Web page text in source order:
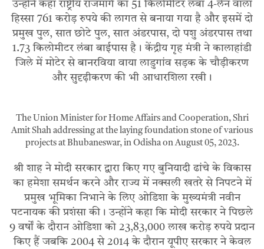
उन्होंने कहा राष्ट्रीय राजमार्ग का 51 किलोमीटर लंबा 4-लेन वाला
हिस्सा 761 करोड़ रुपये की लागत से बनाया गया है और इसमें दो
प्रमुख पुल, सात छोटे पुल, सात अंडरपास, दो पशु अंडरपास तथा
1.73 किलोमीटर लंबा बाईपास है। केंद्रीय गृह मंत्री ने कालाहांडी
जिले में मोटेर से बानरविया वाया लाडुगांव सड़क के चौड़ीकरण
और सुदृढ़ीकरण की भी आधारशिला रखी।
The Union Minister for Home Affairs and Cooperation, Shri
Amit Shah addressing at the laying foundation stone of various
projects at Bhubaneswar, in Odisha on August 05, 2023.
श्री शाह ने मोदी सरकार द्वारा किए गए बुनियादी ढांचे के विकास
का हमेशा समर्थन करने और राज्य में नक्सली खतरे से निपटने में
प्रमुख भूमिका निभाने के लिए ओडिशा के मुख्यमंत्री नवीन
पटनायक की प्रशंसा की। उन्होंने कहा कि मोदी सरकार ने पिछले
9 वर्षों के दौरान ओडिशा को 23,83,000 लाख करोड़ रुपये प्रदान
किए हैं जबकि 2004 से 2014 के दौरान यूपीए सरकार ने केवल